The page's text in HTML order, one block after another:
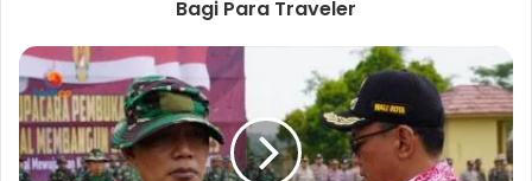
Bagi Para Traveler